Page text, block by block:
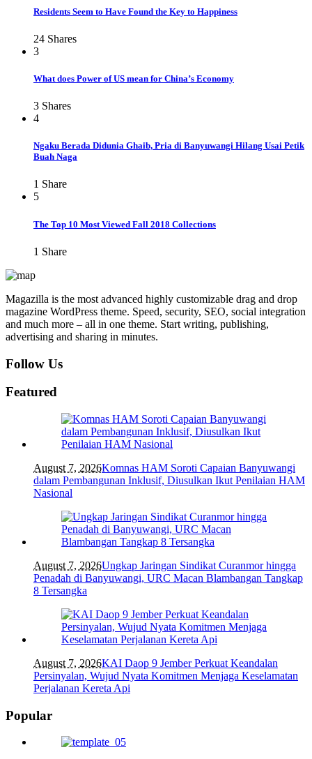
Residents Seem to Have Found the Key to Happiness
24 Shares
3
What does Power of US mean for China’s Economy
3 Shares
4
Ngaku Berada Didunia Ghaib, Pria di Banyuwangi Hilang Usai Petik
Buah Naga
1 Share
5
The Top 10 Most Viewed Fall 2018 Collections
1 Share
Magazilla is the most advanced highly customizable drag and drop
magazine WordPress theme. Speed, security, SEO, social integration
and much more – all in one theme. Start writing, publishing,
advertising and sharing in minutes.
Follow Us
Featured
August 7, 2026Komnas HAM Soroti Capaian Banyuwangi
dalam Pembangunan Inklusif, Diusulkan Ikut Penilaian HAM
Nasional
August 7, 2026Ungkap Jaringan Sindikat Curanmor hingga
Penadah di Banyuwangi, URC Macan Blambangan Tangkap
8 Tersangka
August 7, 2026KAI Daop 9 Jember Perkuat Keandalan
Persinyalan, Wujud Nyata Komitmen Menjaga Keselamatan
Perjalanan Kereta Api
Popular